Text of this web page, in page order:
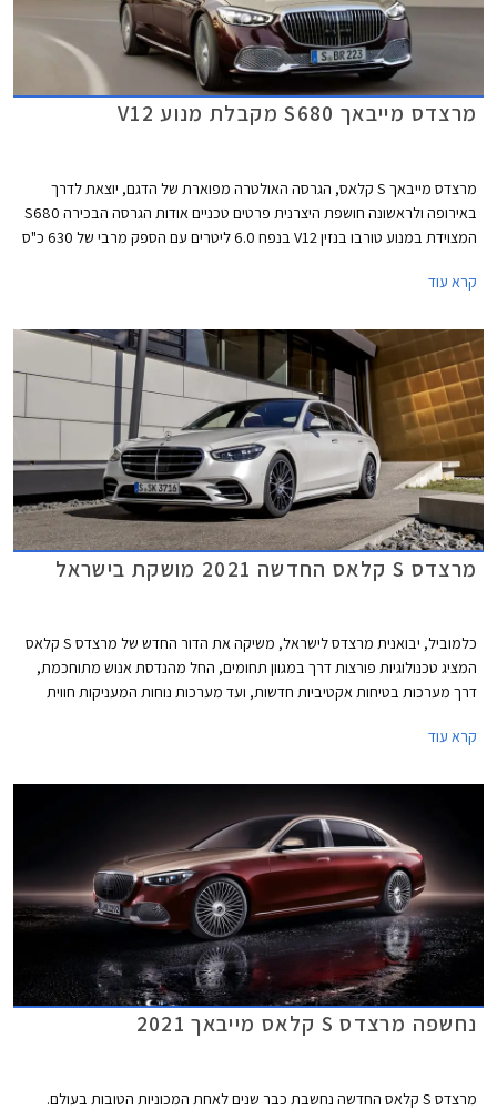
מרצדס מייבאך S680 מקבלת מנוע V12
מרצדס מייבאך S קלאס, הגרסה האולטרה מפוארת של הדגם, יוצאת לדרך
באירופה ולראשונה חושפת היצרנית פרטים טכניים אודות הגרסה הבכירה S680
המצוידת במנוע טורבו בנזין V12 בנפח 6.0 ליטרים עם הספק מרבי של 630 כ"ס
קרא עוד
מרצדס S קלאס החדשה 2021 מושקת בישראל
כלמוביל, יבואנית מרצדס לישראל, משיקה את הדור החדש של מרצדס S קלאס
המציג טכנולוגיות פורצות דרך במגוון תחומים, החל מהנדסת אנוש מתוחכמת,
דרך מערכות בטיחות אקטיביות חדשות, ועד מערכות נוחות המעניקות חווית
קרא עוד
נחשפה מרצדס S קלאס מייבאך 2021
מרצדס S קלאס החדשה נחשבת כבר שנים לאחת המכוניות הטובות בעולם.